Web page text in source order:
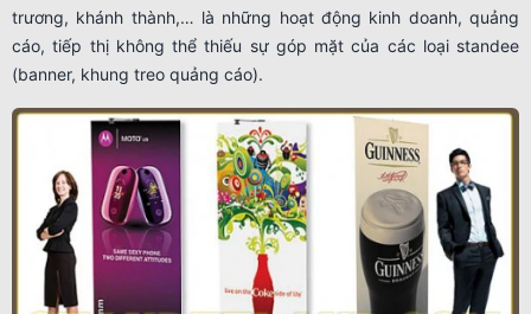
trương, khánh thành,… là những hoạt động kinh doanh, quảng
cáo, tiếp thị không thể thiếu sự góp mặt của các loại standee
(banner, khung treo quảng cáo).